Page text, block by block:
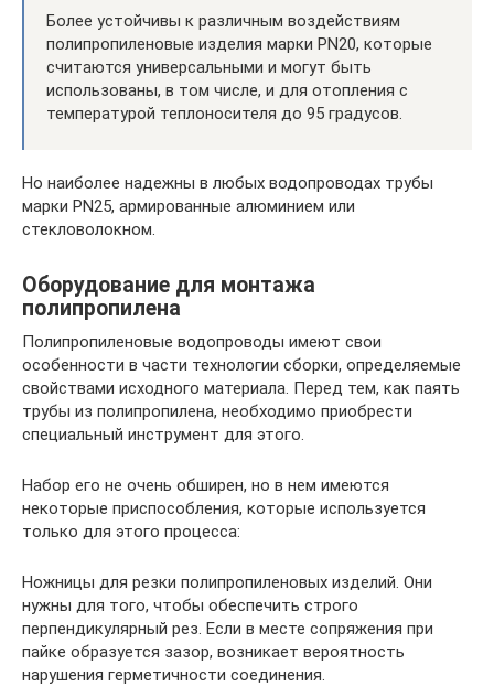
Более устойчивы к различным воздействиям
полипропиленовые изделия марки PN20, которые
считаются универсальными и могут быть
использованы, в том числе, и для отопления с
температурой теплоносителя до 95 градусов.
Но наиболее надежны в любых водопроводах трубы
марки PN25, армированные алюминием или
стекловолокном.
Оборудование для монтажа
полипропилена
Полипропиленовые водопроводы имеют свои
особенности в части технологии сборки, определяемые
свойствами исходного материала. Перед тем, как паять
трубы из полипропилена, необходимо приобрести
специальный инструмент для этого.
Набор его не очень обширен, но в нем имеются
некоторые приспособления, которые используется
только для этого процесса:
Ножницы для резки полипропиленовых изделий. Они
нужны для того, чтобы обеспечить строго
перпендикулярный рез. Если в месте сопряжения при
пайке образуется зазор, возникает вероятность
нарушения герметичности соединения.